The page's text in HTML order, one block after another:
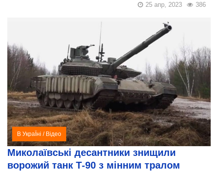
386
25 апр, 2023
В УкраЇні / Відео
Миколаївські десантники знищили
ворожий танк Т-90 з мінним тралом